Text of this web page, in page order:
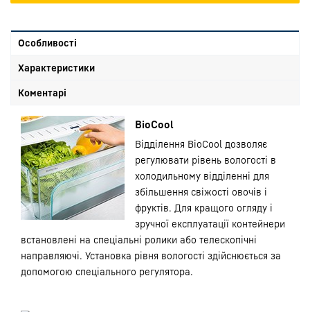
Особливості
Характеристики
Коментарі
BioCool
Відділення BioCool дозволяє
регулювати рівень вологості в
холодильному відділенні для
збільшення свіжості овочів і
фруктів. Для кращого огляду і
зручної експлуатації контейнери
встановлені на спеціальні ролики або телескопічні
направляючі. Установка рівня вологості здійснюється за
допомогою спеціального регулятора.